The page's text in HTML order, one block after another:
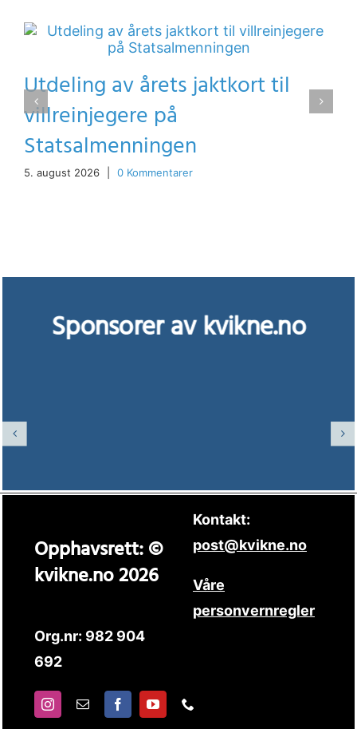
Utdeling av årets jaktkort til
villreinjegere på
Statsalmenningen
5. august 2026 0 Kommentarer
Sponsorer av kvikne.no
Opphavsrett: ©
kvikne.no 2026
Org.nr: 982 904
692
Kontakt:
post@kvikne.no
Våre
personvernregler